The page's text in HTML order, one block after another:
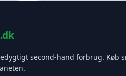
.dk
second-hand forbrug. Køb